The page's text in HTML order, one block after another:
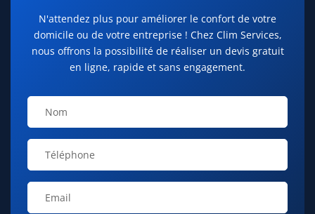
N'attendez plus pour améliorer le confort de votre
domicile ou de votre entreprise ! Chez Clim Services,
nous offrons la possibilité de réaliser un devis gratuit
en ligne, rapide et sans engagement.